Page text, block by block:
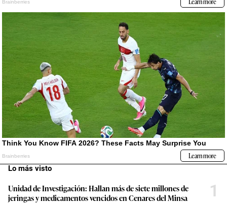
Lo más visto
Unidad de Investigación: Hallan más de siete millones de
jeringas y medicamentos vencidos en Cenares del Minsa
1